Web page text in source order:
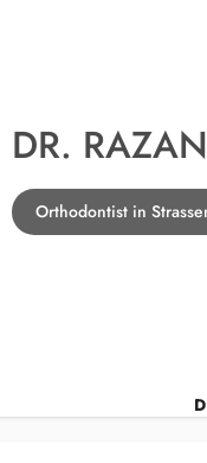
DR.
Orthodontist in